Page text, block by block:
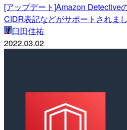
[アップデート]Amazon Detective
CIDR表記などがサポートされま
臼田佳祐
2022.03.02